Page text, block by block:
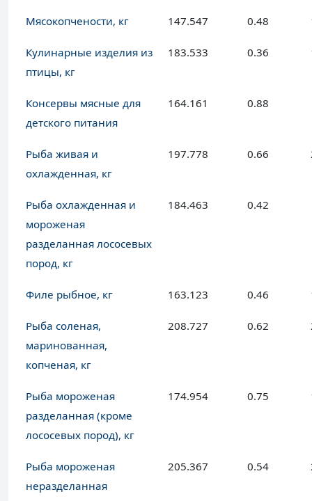
Мясокопчености, кг 147.547 0.48
Кулинарные изделия из
птицы, кг
183.533 0.36
Консервы мясные для
детского питания
164.161 0.88
Рыба живая и
охлажденная, кг
197.778 0.66
Рыба охлажденная и
мороженая
разделанная лососевых
пород, кг
184.463 0.42
Филе рыбное, кг 163.123 0.46
Рыба соленая,
маринованная,
копченая, кг
208.727 0.62
Рыба мороженая
разделанная (кроме
лососевых пород), кг
174.954 0.75
Рыба мороженая
неразделанная
205.367 0.54